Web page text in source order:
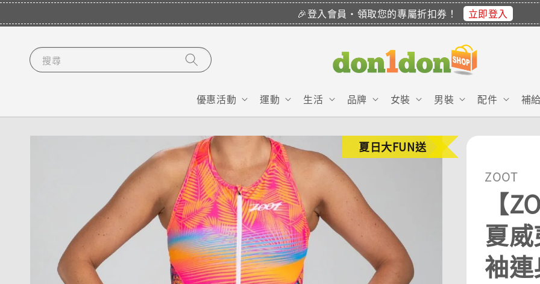
🎉登入會員・領取您的專屬折扣券！ 立即登入
搜尋
優惠活動 運動 生活 品牌 女裝 男裝 配件 補
夏日大FUN送
ZOOT
【
夏
袖